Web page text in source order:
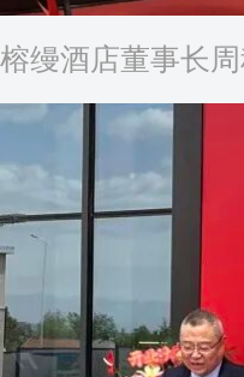
榕缦酒店董事长